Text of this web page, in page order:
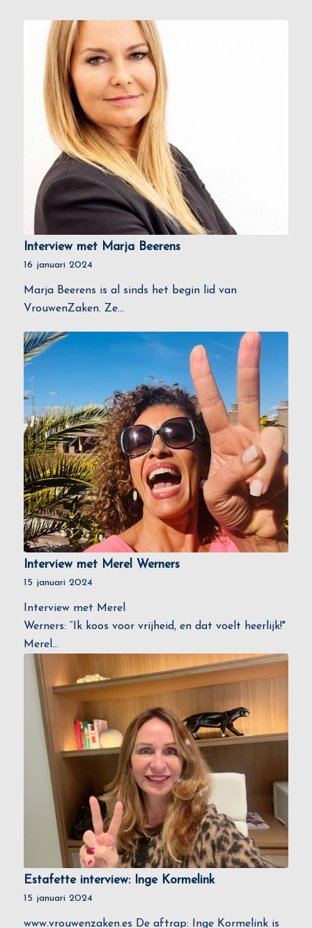
Interview met Marja Beerens
16 januari 2024
Marja Beerens is al sinds het begin lid van
VrouwenZaken. Ze…
Interview met Merel Werners
15 januari 2024
Interview met Merel
Werners: “Ik koos voor vrijheid, en dat voelt heerlijk!"
Merel…
Estafette interview: Inge Kormelink
15 januari 2024
www.vrouwenzaken.es De aftrap: Inge Kormelink is